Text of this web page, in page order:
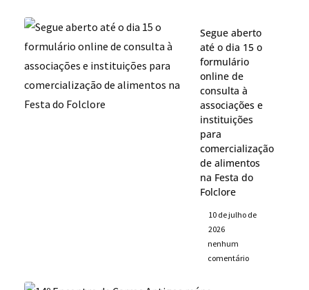
Segue aberto
até o dia 15 o
formulário
online de
consulta à
associações e
instituições
para
comercialização
de alimentos
na Festa do
Folclore
10 de julho de
2026
nenhum
comentário